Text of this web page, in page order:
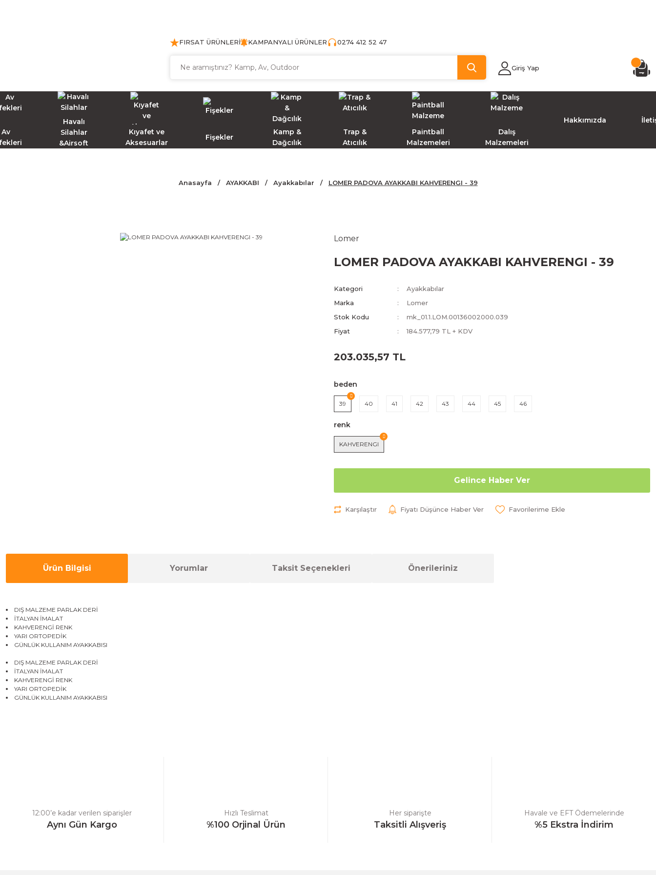
FIRSAT ÜRÜNLERİ KAMPANYALI ÜRÜNLER 0274 412 52 47
Giriş Yap
Av
Havalı
Silahlar
&Airsoft
Kıyafet ve
Aksesuarlar
Fişekler
Kamp &
Dağcılık
Trap &
Atıcılık
Paintball
Malzemeleri
Dalış
Malzemeleri
Hakkımızda
Anasayfa AYAKKABI Ayakkabılar LOMER PADOVA AYAKKABI KAHVERENGI - 39
Lomer
LOMER PADOVA AYAKKABI KAHVERENGI - 39
Kategori
Ayakkabılar
Marka
Lomer
Stok Kodu
mk_01.1.LOM.00136002000.039
Fiyat
184.577,79 TL + KDV
203.035,57 TL
beden
39 40 41 42 43 44 45 46
renk
KAHVERENGI
Gelince Haber Ver
Karşılaştır Fiyatı Düşünce Haber Ver
Ürün Bilgisi Yorumlar Taksit Seçenekleri Önerileriniz
DIŞ MALZEME PARLAK DERİ
İTALYAN İMALAT
KAHVERENGİ RENK
YARI ORTOPEDİK
GÜNLÜK KULLANIM AYAKKABISI
DIŞ MALZEME PARLAK DERİ
İTALYAN İMALAT
KAHVERENGİ RENK
YARI ORTOPEDİK
GÜNLÜK KULLANIM AYAKKABISI
Ürün fiyatı diğer sitelerden daha pahalı.
Bu ürüne benzer farklı alternatifler olmalı.
12:00’e kadar verilen siparişler
Aynı Gün Kargo
Hızlı Teslimat
%100 Orjinal Ürün
Her siparişte
Taksitli Alışveriş
Havale ve EFT Ödemelerinde
%5 Ekstra İndirim